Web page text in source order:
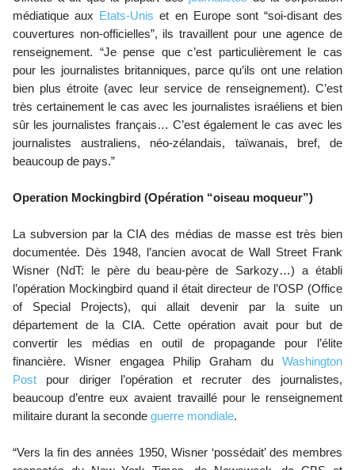
médiatique aux Etats-Unis et en Europe sont “soi-disant des
couvertures non-officielles”, ils travaillent pour une agence de
renseignement. “Je pense que c’est particulièrement le cas
pour les journalistes britanniques, parce qu’ils ont une relation
bien plus étroite (avec leur service de renseignement). C’est
très certainement le cas avec les journalistes israéliens et bien
sûr les journalistes français… C’est également le cas avec les
journalistes australiens, néo-zélandais, taïwanais, bref, de
beaucoup de pays.”
Operation Mockingbird (Opération “oiseau moqueur”)
La subversion par la CIA des médias de masse est très bien
documentée. Dès 1948, l’ancien avocat de Wall Street Frank
Wisner (NdT: le père du beau-père de Sarkozy…) a établi
l’opération Mockingbird quand il était directeur de l’OSP (Office
of Special Projects), qui allait devenir par la suite un
département de la CIA. Cette opération avait pour but de
convertir les médias en outil de propagande pour l’élite
financière. Wisner engagea Philip Graham du Washington
Post pour diriger l’opération et recruter des journalistes,
beaucoup d’entre eux avaient travaillé pour le renseignement
militaire durant la seconde guerre mondiale.
“Vers la fin des années 1950, Wisner ‘possédait’ des membres